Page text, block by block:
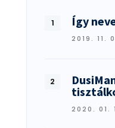
Így
2019. 11.
2020. 01.